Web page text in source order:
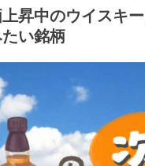
昇中のウイスキ
い銘柄